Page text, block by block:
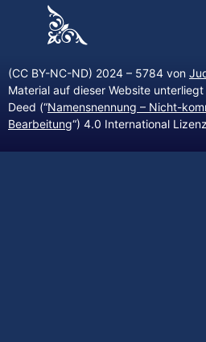
(CC BY-NC-ND) 2024 – 5784 von
Material auf dieser Website
Deed (“Namensnennung – Nicht-
Bearbeitung“) 4.0 International Lizenz